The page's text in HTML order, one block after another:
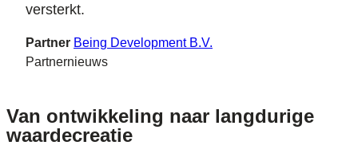
versterkt.
Partner Being Development B.V.
Partnernieuws
Van ontwikkeling naar langdurige
waardecreatie